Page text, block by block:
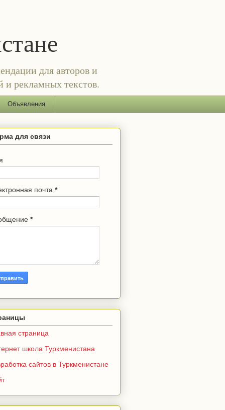
для авторов и
и рекламных текстов.
Объявления
для связи
почта *
*
страница
школа Туркменистана
сайтов в Туркменистане